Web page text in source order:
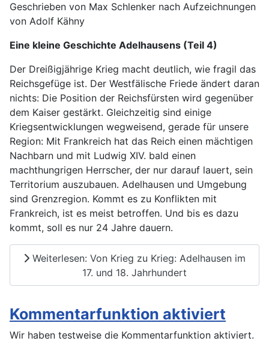
Geschrieben von Max Schlenker nach Aufzeichnungen
von Adolf Kähny
Eine kleine Geschichte Adelhausens (Teil 4)
Der Dreißigjährige Krieg macht deutlich, wie fragil das
Reichsgefüge ist. Der Westfälische Friede ändert daran
nichts: Die Position der Reichsfürsten wird gegenüber
dem Kaiser gestärkt. Gleichzeitig sind einige
Kriegsentwicklungen wegweisend, gerade für unsere
Region: Mit Frankreich hat das Reich einen mächtigen
Nachbarn und mit Ludwig XIV. bald einen
machthungrigen Herrscher, der nur darauf lauert, sein
Territorium auszubauen. Adelhausen und Umgebung
sind Grenzregion. Kommt es zu Konflikten mit
Frankreich, ist es meist betroffen. Und bis es dazu
kommt, soll es nur 24 Jahre dauern.
Weiterlesen: Von Krieg zu Krieg: Adelhausen im
17. und 18. Jahrhundert
Kommentarfunktion aktiviert
Wir haben testweise die Kommentarfunktion aktiviert.